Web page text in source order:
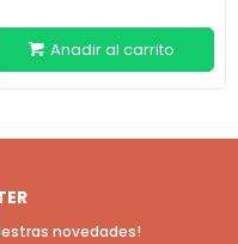
novedades!